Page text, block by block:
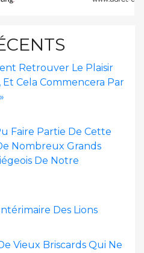
Retrouver Le Plaisir
Cela Commencera Par
Faire Partie De Cette
Nombreux Grands
De Notre
Des Lions
Vieux Briscards Qui Ne